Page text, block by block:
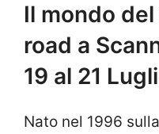
Il mondo
road a
19 al 21
Nato nel 1996